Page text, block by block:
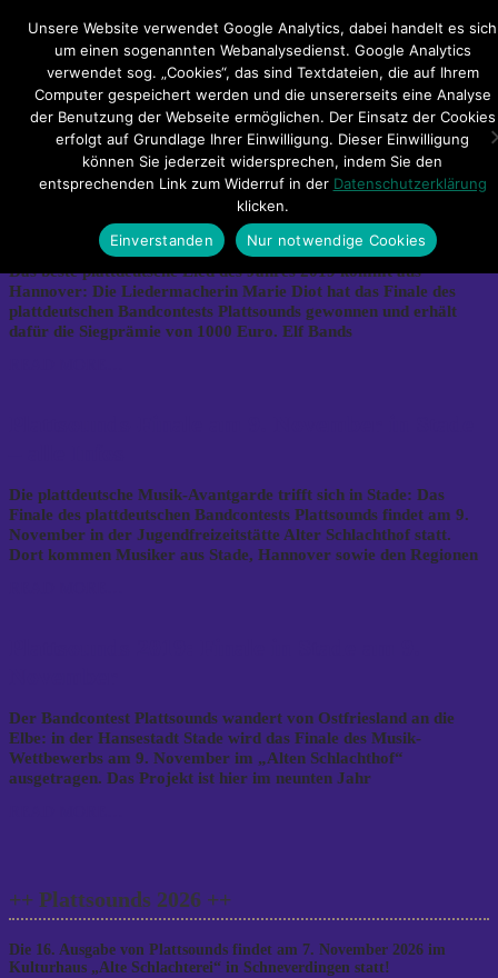
Impressum Datenschutzerklärung
Teilnahmebedingungen
Sitemap
Kontakt
Artikel 2019
Marie Diot gewinnt bei Plattsounds 2019
Das beste plattdeutsche Lied des Jahres 2019 kommt aus
Hannover: Die Liedermacherin Marie Diot hat das Finale des
plattdeutschen Bandcontests Plattsounds gewonnen und erhält
dafür die Siegprämie von 1000 Euro. Elf Bands
Die plattdeutsche Musik-Avantgarde trifft sich in Stade: Das
Finale des plattdeutschen Bandcontests Plattsounds findet am 9.
November in der Jugendfreizeitstätte Alter Schlachthof statt.
Dort kommen Musiker aus Stade, Hannover sowie den Regionen
Der Bandcontest Plattsounds wandert von Ostfriesland an die
Elbe: in der Hansestadt Stade wird das Finale des Musik-
Wettbewerbs am 9. November im „Alten Schlachthof“
ausgetragen. Das Projekt ist hier im neunten Jahr
++ Plattsounds 2026 ++
Die 16. Ausgabe von Plattsounds findet am 7. November 2026 im
Kulturhaus „Alte Schlachterei“ in Schneverdingen statt!
Hauptmenü
Unsere Website verwendet Google Analytics, dabei handelt es sich
um einen sogenannten Webanalysedienst. Google Analytics
verwendet sog. „Cookies“, das sind Textdateien, die auf Ihrem
Computer gespeichert werden und die unsererseits eine Analyse
der Benutzung der Webseite ermöglichen. Der Einsatz der Cookies
erfolgt auf Grundlage Ihrer Einwilligung. Dieser Einwilligung
können Sie jederzeit widersprechen, indem Sie den
entsprechenden Link zum Widerruf in der Datenschutzerklärung
klicken.
Einverstanden
Nur notwendige Cookies